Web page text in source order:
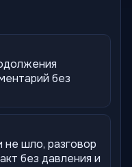
без
не шло, разговор
без давления и